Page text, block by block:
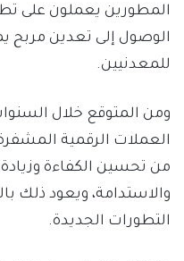
المطورين يعملون على
الوصول إلى تعدين مربح
للمعدنيين.
ومن المتوقع خلال
العملات الرقمية المشفرة
من تحسين الكفاءة
والاستدامة، ويعود ذلك
التطورات الجديدة.